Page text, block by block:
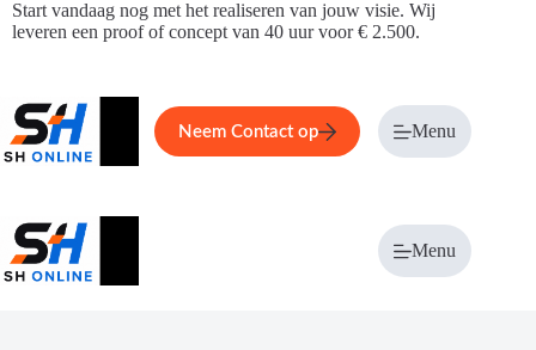
Ga
naar
Start vandaag nog met het realiseren van jouw visie. Wij
leveren een proof of concept van 40 uur voor € 2.500.
Home Service Over ons
Neem Contact op Menu
Menu